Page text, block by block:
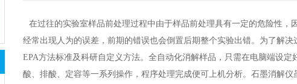
在过往的实验室样品前处理过程中由于样品前处理具有一定的危险性
经常出现人为的误差，前期的错误也会倒置后期整个实验出错。为了解
EPA方法标准及科研自定义方法。全自动化消解样品，只需在电脑端设
酸、排酸、定容等一系列操作，程序处理完成便可上机分析。石墨消解